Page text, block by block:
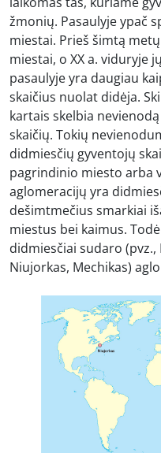
žmonių. Pasaulyje ypač
miestai. Prieš šimtą
miestai, o XX a. viduryje
pasaulyje yra daugiau
skaičius nuolat didėja.
kartais skelbia
skaičių. Tokių
didmiesčių gyventojų
pagrindinio miesto arba
aglomeracijų yra
dešimtmečius smarkiai
miestus bei kaimus.
didmiesčiai sudaro (pvz.,
Niujorkas, Mechikas)